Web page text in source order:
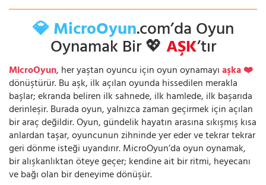
💎 MicroOyun.com’da Oyun
Oynamak Bir 💖AŞK’tır
MicroOyun, her yaştan oyuncu için oyun oynamayıaşka ❤️
dönüştürür. Bu aşk, ilk açılan oyunda hissedilen merakla
başlar; ekranda beliren ilk sahnede, ilk hamlede, ilk başarıda
derinleşir. Burada oyun, yalnızca zaman geçirmek için açılan
bir araç değildir. Oyun, gündelik hayatın arasına sıkışmış kısa
anlardan taşar, oyuncunun zihninde yer eder ve tekrar tekrar
geri dönme isteği uyandırır. MicroOyun’da oyun oynamak,
bir alışkanlıktan öteye geçer; kendine ait bir ritmi, heyecanı
ve bağı olan bir deneyime dönüşür.